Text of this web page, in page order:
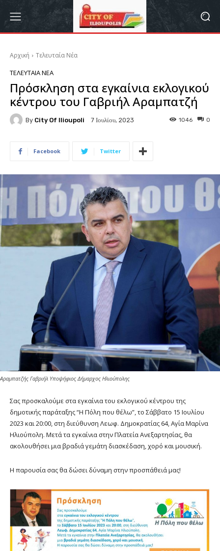
Αρχική Τελευταία Νέα
ΤΕΛΕΥΤΑΊΑ ΝΈΑ
Πρόσκληση στα εγκαίνια εκλογικού
κέντρου του Γαβριήλ Αραμπατζή
By City Of Ilioupoli 7 Ιουλίου, 2023 0
1046
Facebook Twitter
Αραμπατζής Γαβριήλ Υποψήφιος Δήμαρχος Ηλιούπολης
Σας προσκαλούμε στα εγκαίνια του εκλογικού κέντρου της
δημοτικής παράταξης “Η Πόλη που θέλω”, το Σάββατο 15 Ιουλίου
2023 και 20:00, στη διεύθυνση Λεωφ. Δημοκρατίας 64, Αγία Μαρίνα
Ηλιούπολη. Μετά τα εγκαίνια στην Πλατεία Ανεξαρτησίας, θα
ακολουθήσει μια βραδιά γεμάτη διασκέδαση, χορό και μουσική.
Η παρουσία σας θα δώσει δύναμη στην προσπάθειά μας!